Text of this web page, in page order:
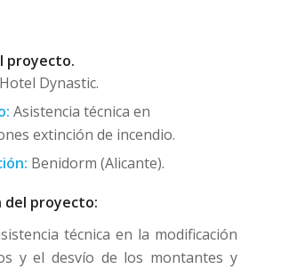
proyecto.
Hotel Dynastic.
Asistencia técnica en
extinción de incendio.
Benidorm (Alicante).
del proyecto:
técnica en la modificación
y el desvío de los montantes y